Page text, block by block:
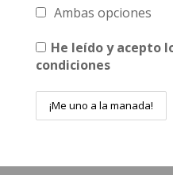
Ambas opciones
He leído y acepto
condiciones